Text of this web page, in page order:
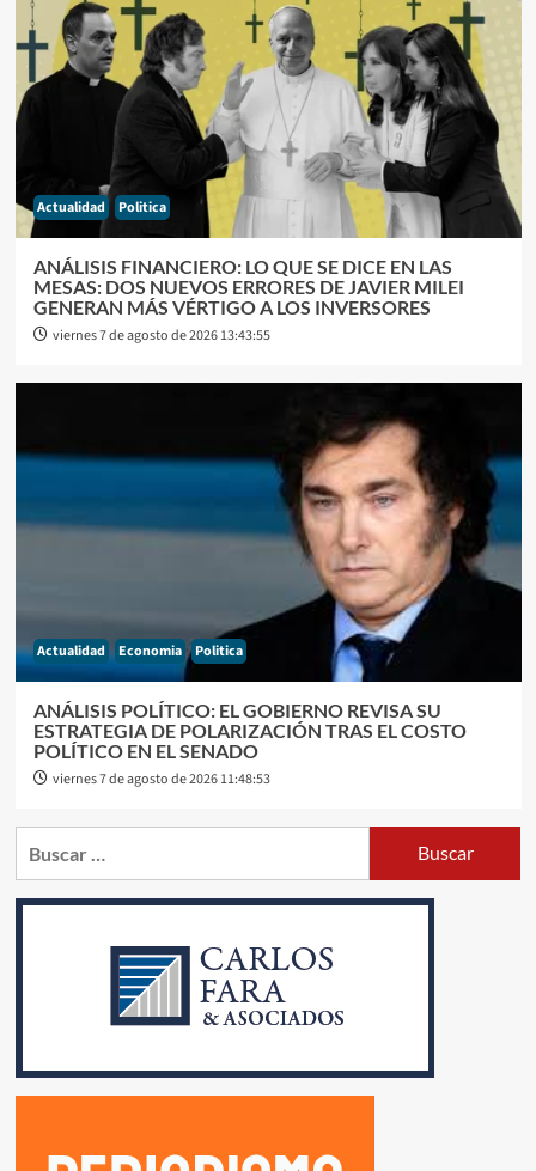
Actualidad Politica
ANÁLISIS FINANCIERO: LO QUE SE DICE EN LAS
MESAS: DOS NUEVOS ERRORES DE JAVIER MILEI
GENERAN MÁS VÉRTIGO A LOS INVERSORES
viernes 7 de agosto de 2026 13:43:55
Actualidad Economia Politica
ANÁLISIS POLÍTICO: EL GOBIERNO REVISA SU
ESTRATEGIA DE POLARIZACIÓN TRAS EL COSTO
POLÍTICO EN EL SENADO
viernes 7 de agosto de 2026 11:48:53